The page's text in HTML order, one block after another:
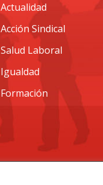
Actualidad
Acción Sindical
Salud Laboral
Igualdad
Formación